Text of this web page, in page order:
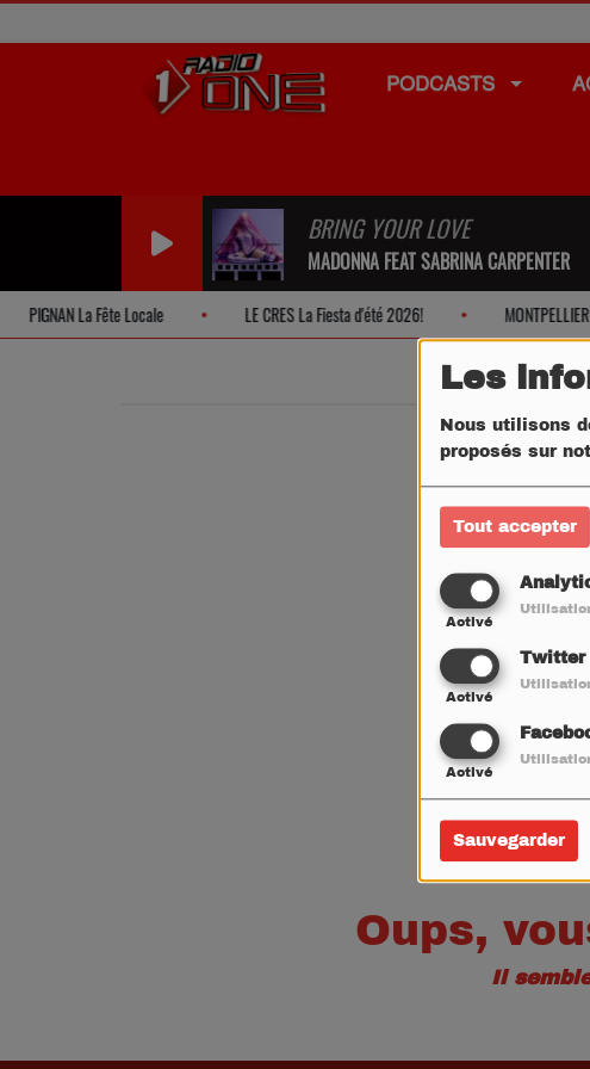
Les
Nous utilisons
proposés sur
Tout accepter
Activé
Twitter
Activé
Activé
Sauvegarder
PODCASTS
BRING YOUR LOVE
MADONNA FEAT SABRINA CARPENTER
PIGNAN La Fête Locale LE CRES La Fiesta d'été 2026!
Oups,
Il